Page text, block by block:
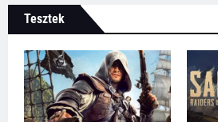
Tesztek